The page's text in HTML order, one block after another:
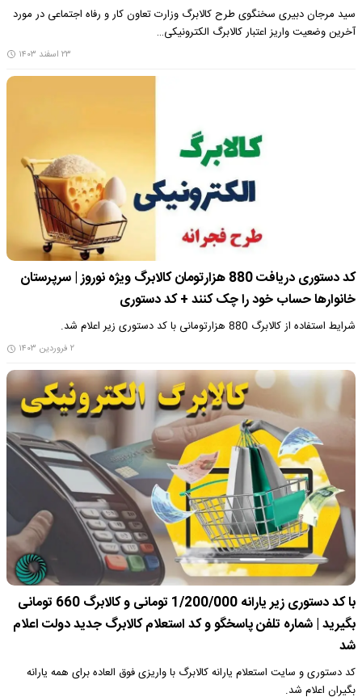
سید مرجان دبیری سخنگوی طرح کالابرگ وزارت تعاون کار و رفاه اجتماعی در مورد
آخرین وضعیت واریز اعتبار کالابرگ الکترونیکی…
۲۳ اسفند ۱۴۰۳
کد دستوری دریافت 880 هزارتومان کالابرگ ویژه نوروز | سرپرستان
خانوارها حساب خود را چک کنند + کد دستوری
شرایط استفاده از کالابرگ 880 هزارتومانی با کد دستوری زیر اعلام شد.
۲ فروردین ۱۴۰۳
با کد دستوری زیر یارانه 1/200/000 تومانی و کالابرگ 660 تومانی
بگیرید | شماره تلفن پاسخگو و کد استعلام کالابرگ جدید دولت اعلام
شد
کد دستوری و سایت استعلام یارانه کالابرگ با واریزی فوق العاده برای همه یارانه
بگیران اعلام شد.